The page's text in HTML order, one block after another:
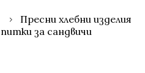
Пресни хлебни изделия
за сандвичи